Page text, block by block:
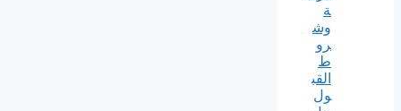
ة
وش
رو
ط
القب
ول